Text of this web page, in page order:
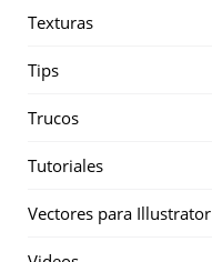
Texturas
Tips
Trucos
Tutoriales
Vectores para Illustrator